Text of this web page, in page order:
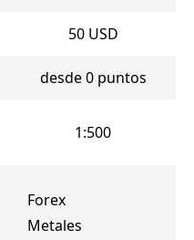
50 USD
desde 0 puntos
1:500
Forex
Metales